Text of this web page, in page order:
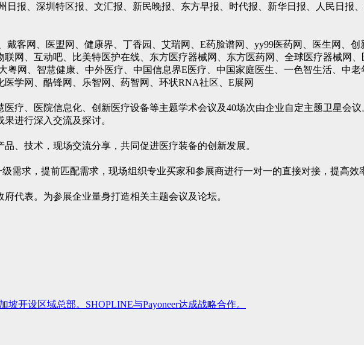
报、深圳特区报、文汇报、新民晚报、东方早报、时代报、新华日报、人民日报
客网、医盟网、健康界、丁香园、艾瑞网、E药脸谱网、yy99医药网、医生网、
网、互动吧、比美特医护在线、东方医疗器械网、东方医药网、全球医疗器械网
粤网、智慧健康、中外医疗、中国信息界E医疗、中国家庭医生、一色智生活、中
学网、酷锋网、乐智网、药智网、环状RNA社区、E展网
疗、医院信息化、创新医疗设备等主题学术会议及40场次由企业自定主题卫星会
进行深入交流及探讨。
、技术，现场交流分享，共同促进医疗装备的创新发展。
需求，提前匹配需求，现场组织专业买家和参展商进行一对一的直接对接，提高效
代表。为参展企业量身打造相关主题会议及论坛。
开设区域总部。SHOPLINE与Payoneer达成战略合作。